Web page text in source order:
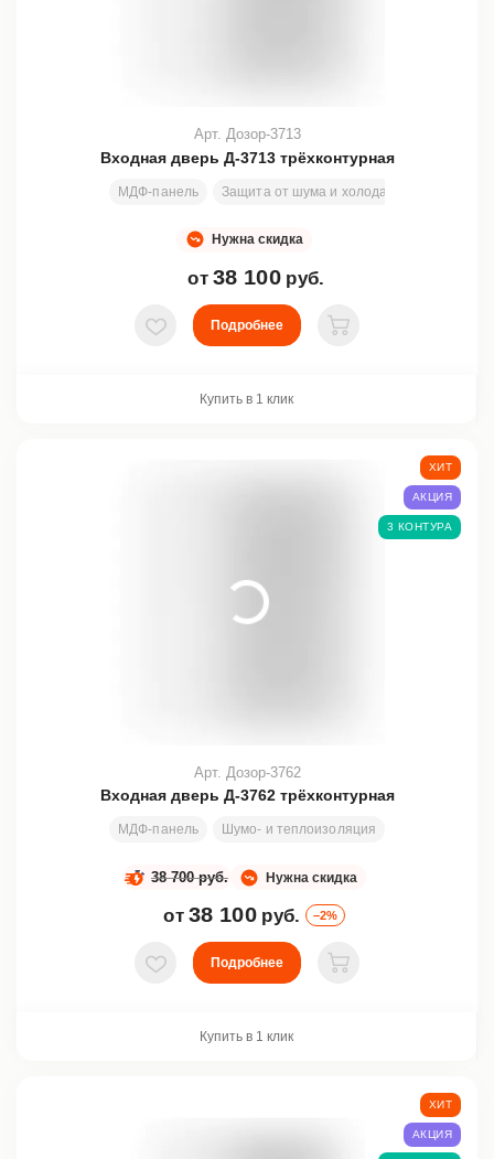
Входная дверь Д-3713 трёхконтурная
МДФ-панель Защита от шума и холода
Арт. Дозор-3713
Нужна скидка
от 38 100 руб.
В избранное
Подробнее
В корзину
Купить в 1 клик
Входная дверь Д-3762 трёхконтурная
МДФ-панель Шумо- и теплоизоляция
Арт. Дозор-3762
Нужна скидка
38 700 руб.
от 38 100 руб. –2%
ХИТ
АКЦИЯ
3 КОНТУРА
В избранное
Подробнее
В корзину
Купить в 1 клик
ХИТ
АКЦИЯ